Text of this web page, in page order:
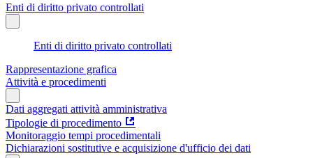
Enti di diritto privato controllati
Enti di diritto privato controllati
Rappresentazione grafica
Attività e procedimenti
Dati aggregati attività amministrativa
Tipologie di procedimento
Monitoraggio tempi procedimentali
Dichiarazioni sostitutive e acquisizione d'ufficio dei dati